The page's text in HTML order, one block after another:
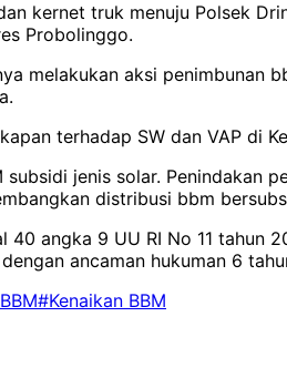
kernet truk menuju Polsek
Probolinggo.
melakukan aksi penimbunan
terhadap SW dan VAP di
jenis solar. Penindakan
distribusi bbm
angka 9 UU RI No 11 tahun
ancaman hukuman 6
#Kenaikan BBM